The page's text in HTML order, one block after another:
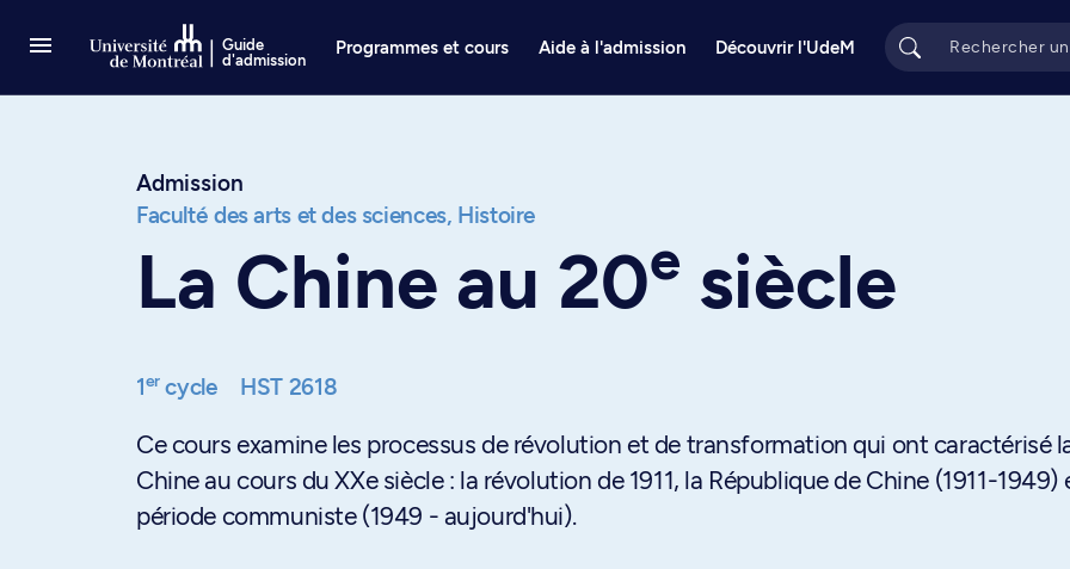
Guide
d'admission
Programmes et cours Aide à l'admission Découvrir l'UdeM
Admission
Faculté des arts et des sciences, Histoire
La Chine au 20e siècle
1ercycle HST 2618
Ce cours examine les processus de révolution et de transformation qui ont caractérisé
Chine au cours du XXe siècle : la révolution de 1911, la République de Chine (1911-1949)
période communiste (1949 - aujourd'hui).